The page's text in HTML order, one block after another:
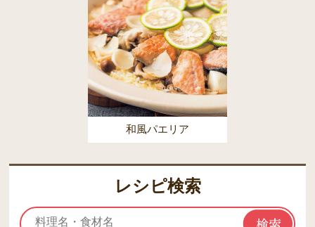
和風パエリア
レシピ検索